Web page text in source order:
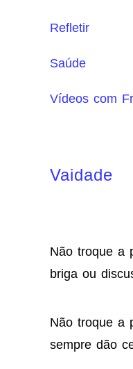
Refletir
Saúde
Vídeos com
Vaidade
Não troque a
briga ou
Não troque a
sempre dão